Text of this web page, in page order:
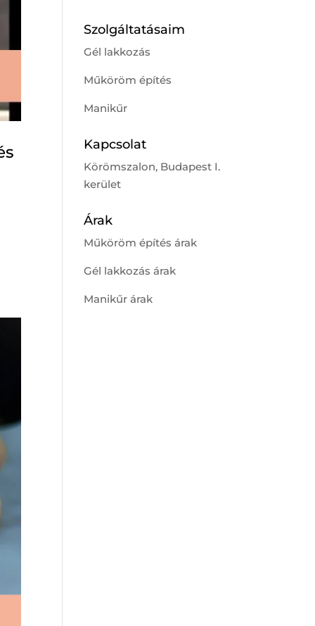
Szolgáltatásaim
Gél lakkozás
Műköröm építés
Manikűr
Kapcsolat
Körömszalon, Budapest I.
kerület
Árak
Műköröm építés árak
Gél lakkozás árak
Manikűr árak